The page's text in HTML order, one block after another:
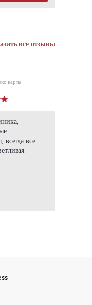
все отзывы
карты
всегда все